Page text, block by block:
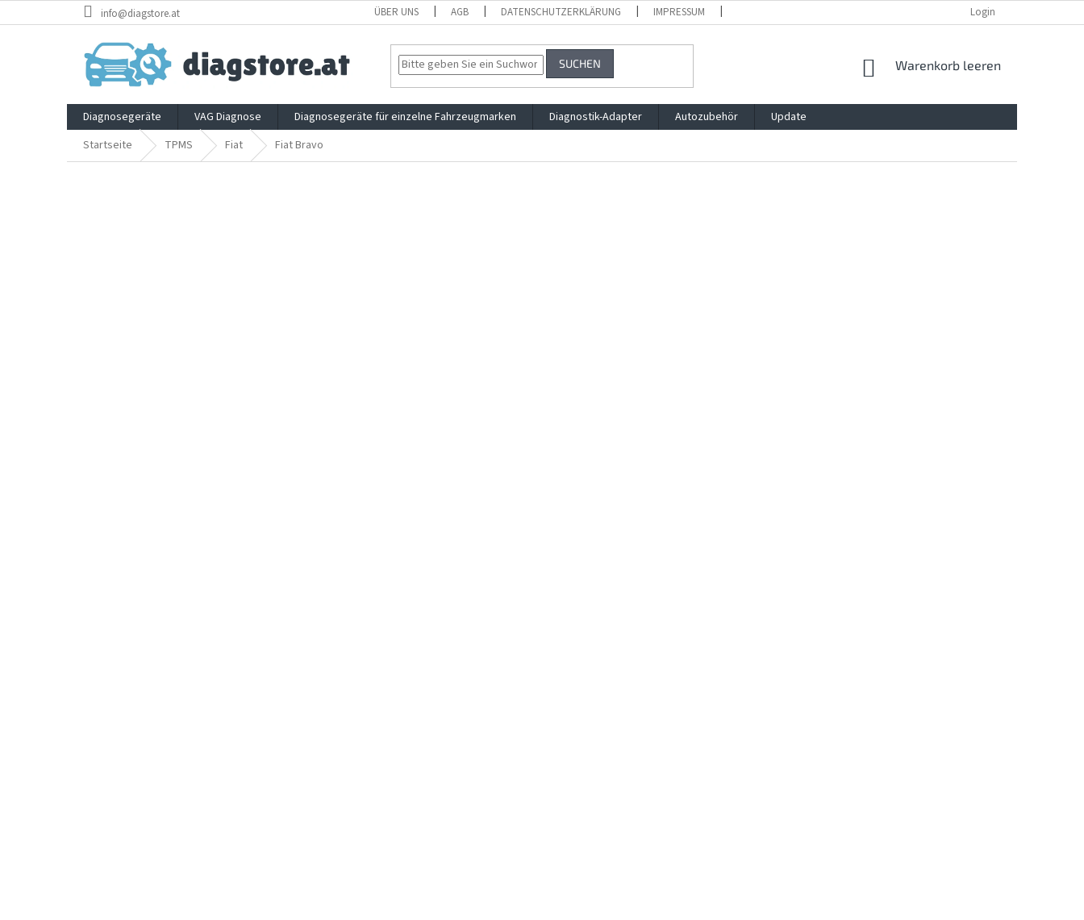
Inhalt
info@diagstore.at ÜBER UNS AGB DATENSCHUTZERKLÄRUNG IMPRESSUM Login
SUCHEN WARENKORB
Warenkorb leeren
Diagnosegeräte VAG Diagnose Diagnosegeräte für einzelne Fahrzeugmarken Diagnostik-Adapter Autozubehör
Update
Startseite
TPMS Fiat Fiat Bravo